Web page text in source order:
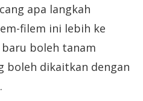
apa langkah
filem ini lebih ke
boleh tanam
boleh dikaitkan dengan